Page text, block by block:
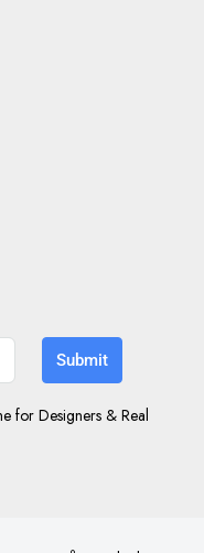
Submit
for Designers & Real